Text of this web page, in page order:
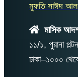
মুফতি সাঈদ আল
মাসিক
১১/১, পুরানা
ঢাকা–১০০০